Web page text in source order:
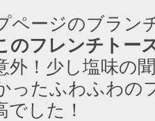
ページのブラン
のフレンチトー
外！少し塩味の
ったふわふわの
でした！